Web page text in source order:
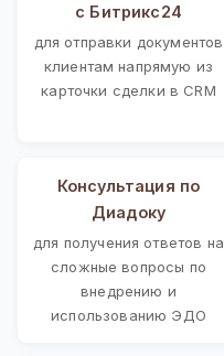
с Битрикс24
для отправки документов
клиентам напрямую из
карточки сделки в CRM
Консультация по
Диадоку
для получения ответов на
сложные вопросы по
внедрению и
использованию ЭДО